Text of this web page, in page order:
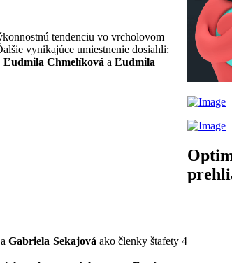
tendenciu vo vrcholovom
vynikajúce umiestnenie dosiahli:
Ľudmila Chmelíková a Ľudmila
aGabriela Sekajová ako členky štafety 4